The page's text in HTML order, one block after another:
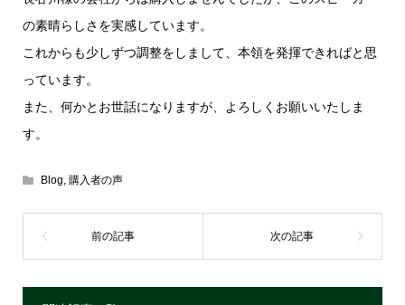
の素晴らしさを実感しています。
これからも少しずつ調整をしまして、本領を発揮できればと思
っています。
また、何かとお世話になりますが、よろしくお願いいたしま
す。
Blog, 購入者の声